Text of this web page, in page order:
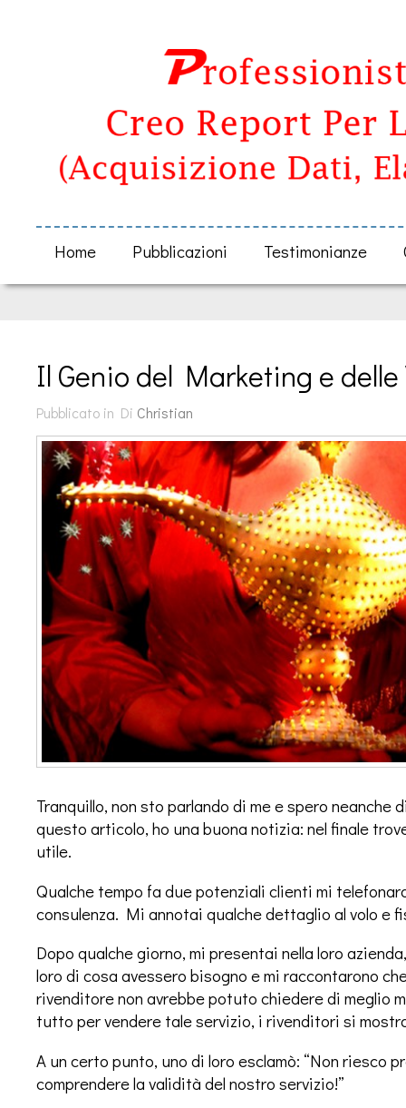
Home Pubblicazioni Testimonianze
Il Genio del Marketing e
Pubblicato in Di Christian
Tranquillo, non sto parlando di me e spero
questo articolo, ho una buona notizia: nel finale
utile.
Qualche tempo fa due potenziali clienti mi
consulenza. Mi annotai qualche dettaglio al volo e
Dopo qualche giorno, mi presentai nella loro
loro di cosa avessero bisogno e mi raccontarono
rivenditore non avrebbe potuto chiedere di meglio
tutto per vendere tale servizio, i rivenditori si
A un certo punto, uno di loro esclamò: “Non riesco
comprendere la validità del nostro servizio!”